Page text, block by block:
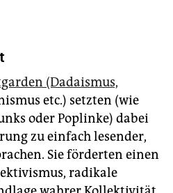
(Dadaismus,
etc.) setzten (wie
oder Poplinke) dabei
zu einfach lesender,
Sie förderten einen
radikale